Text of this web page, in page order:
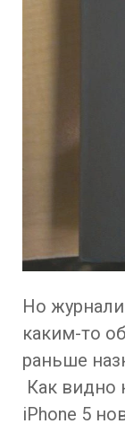
Но
каким-то
раньше
Как видно
iPhone 5